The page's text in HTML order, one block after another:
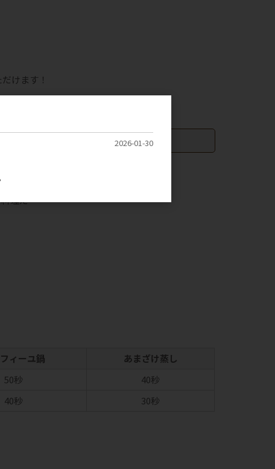
けます！
理だ
ィーユ鍋
あまざけ蒸し
50秒
40秒
40秒 30秒
2026-01-30